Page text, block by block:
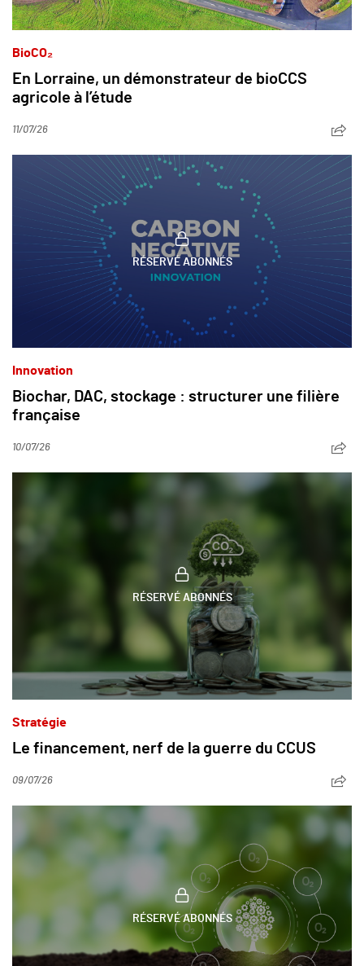
BioCO₂
En Lorraine, un démonstrateur de bioCCS
agricole à l’étude
11/07/26
RÉSERVÉ ABONNÉS
Innovation
Biochar, DAC, stockage : structurer une filière
française
10/07/26
RÉSERVÉ ABONNÉS
Stratégie
Le financement, nerf de la guerre du CCUS
09/07/26
RÉSERVÉ ABONNÉS